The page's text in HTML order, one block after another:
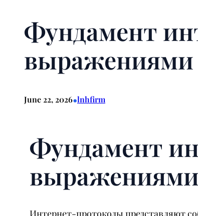
Фундамент
выражениями
June 22, 2026•lnhfirm
Фундамент
выражениями